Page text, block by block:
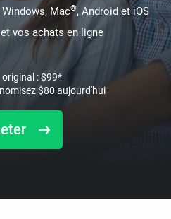
Mac®, Android et iOS
vos achats en ligne
original :$99*
$80 aujourd'hui